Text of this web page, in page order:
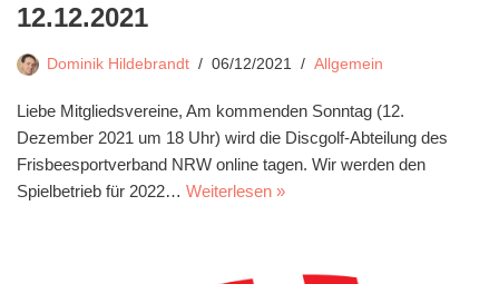
12.12.2021
Dominik Hildebrandt 06/12/2021 Allgemein
Liebe Mitgliedsvereine, Am kommenden Sonntag (12.
Dezember 2021 um 18 Uhr) wird die Discgolf-Abteilung des
Frisbeesportverband NRW online tagen. Wir werden den
Spielbetrieb für 2022… Weiterlesen »